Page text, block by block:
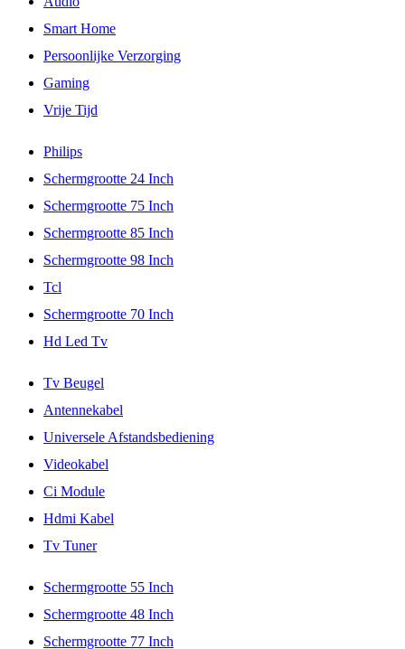
Smart Home
Persoonlijke Verzorging
Gaming
Vrije Tijd
Philips
Schermgrootte 24 Inch
Schermgrootte 75 Inch
Schermgrootte 85 Inch
Schermgrootte 98 Inch
Tcl
Schermgrootte 70 Inch
Hd Led Tv
Tv Beugel
Antennekabel
Universele Afstandsbediening
Videokabel
Ci Module
Hdmi Kabel
Tv Tuner
Schermgrootte 55 Inch
Schermgrootte 48 Inch
Schermgrootte 77 Inch